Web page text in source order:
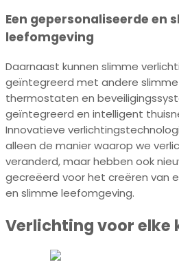
Een gepersonaliseerde en
leefomgeving
Daarnaast kunnen slimme
geïntegreerd met andere
thermostaten en
geïntegreerd en intelligent
Innovatieve
alleen de manier waarop we
veranderd, maar hebben ook
gecreëerd voor het creëren van
en slimme leefomgeving.
Verlichting voor elke